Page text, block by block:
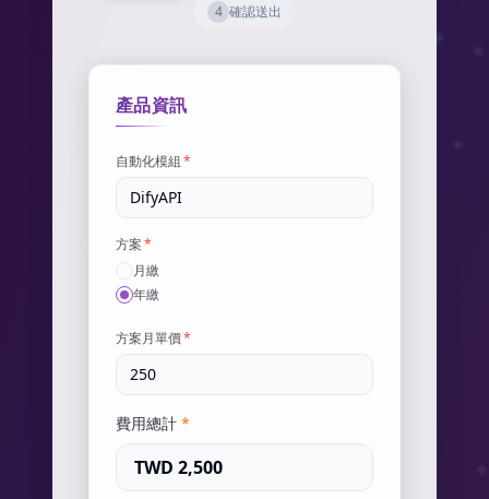
4 確認送出
產品資訊
自動化模組*
方案*
月繳
年繳
方案月單價*
費用總計 *
TWD 2,500